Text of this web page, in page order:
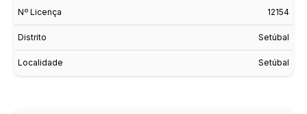
Nº Licença 12154
Distrito Setúbal
Localidade Setúbal